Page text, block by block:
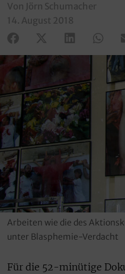
Von Jörn Schumacher
14. August 2018
Arbeiten wie die des
unter Blasphemie-Verdacht
Für die 52-minütige